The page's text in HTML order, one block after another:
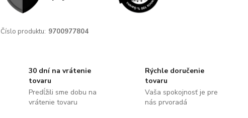
Číslo produktu: 9700977804
30 dní na vrátenie
tovaru
Predĺžili sme dobu na
vrátenie tovaru
Rýchle doručenie
tovaru
Vaša spokojnosť je pre
nás prvoradá